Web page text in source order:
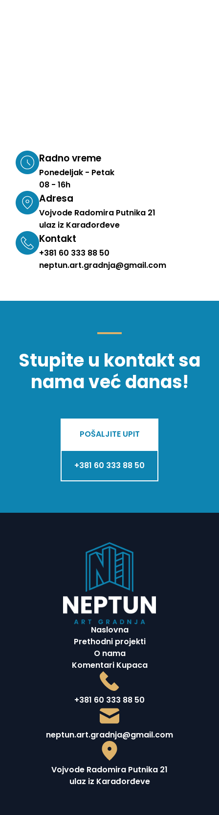
Radno vreme
Ponedeljak - Petak
08 - 16h
Adresa
Vojvode Radomira Putnika 21
ulaz iz Karađorđeve
Kontakt
+381 60 333 88 50
neptun.art.gradnja@gmail.com
Stupite u kontakt sa
nama već danas!
POŠALJITE UPIT
+381 60 333 88 50
Naslovna
Prethodni projekti
O nama
Komentari Kupaca
+381 60 333 88 50
neptun.art.gradnja@gmail.com
Vojvode Radomira Putnika 21
ulaz iz Karađorđeve